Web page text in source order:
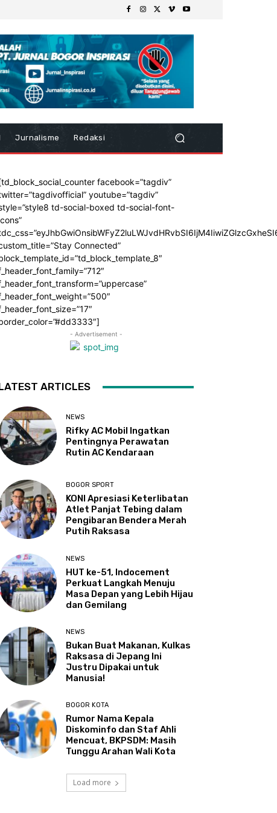
Jurnalisme Redaksi
facebook=”tagdiv”
youtube=”tagdiv”
td-social-boxed td-social-font-
Connected”
- Advertisement -
ARTICLES
NEWS
Rifky AC Mobil Ingatkan
Pentingnya Perawatan
Rutin AC Kendaraan
BOGOR SPORT
KONI Apresiasi Keterlibatan
Atlet Panjat Tebing dalam
Pengibaran Bendera Merah
Putih Raksasa
NEWS
HUT ke-51, Indocement
Perkuat Langkah Menuju
Masa Depan yang Lebih Hijau
dan Gemilang
NEWS
Bukan Buat Makanan, Kulkas
Raksasa di Jepang Ini
Justru Dipakai untuk
Manusia!
BOGOR KOTA
Rumor Nama Kepala
Diskominfo dan Staf Ahli
Mencuat, BKPSDM: Masih
Tunggu Arahan Wali Kota
Load more